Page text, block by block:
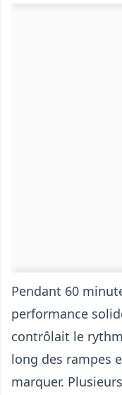
Pendant 60
performance
contrôlait le
long des rampes
marquer.